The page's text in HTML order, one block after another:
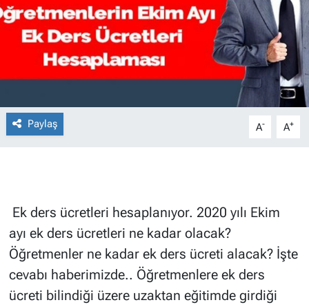
Paylaş A- A+
Ek ders ücretleri hesaplanıyor. 2020 yılı Ekim
ayı ek ders ücretleri ne kadar olacak?
Öğretmenler ne kadar ek ders ücreti alacak? İşte
cevabı haberimizde.. Öğretmenlere ek ders
ücreti bilindiği üzere uzaktan eğitimde girdiği